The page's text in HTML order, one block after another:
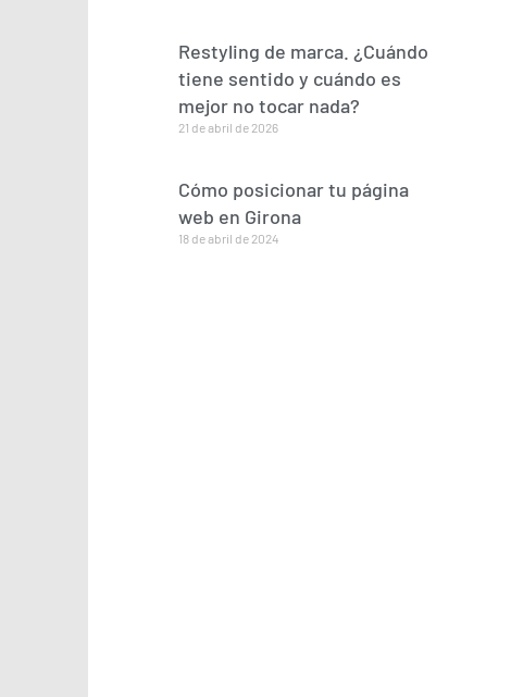
Restyling de marca. ¿Cuándo
tiene sentido y cuándo es
mejor no tocar nada?
21 de abril de 2026
Cómo posicionar tu página
web en Girona
18 de abril de 2024